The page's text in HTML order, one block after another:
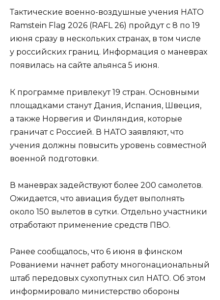
Тактические военно-воздушные учения НАТО
Ramstein Flag 2026 (RAFL 26) пройдут с 8 по 19
июня сразу в нескольких странах, в том числе
у российских границ. Информация о маневрах
появилась на сайте альянса 5 июня.
К программе привлекут 19 стран. Основными
площадками станут Дания, Испания, Швеция,
а также Норвегия и Финляндия, которые
граничат с Россией. В НАТО заявляют, что
учения должны повысить уровень совместной
военной подготовки.
В маневрах задействуют более 200 самолетов.
Ожидается, что авиация будет выполнять
около 150 вылетов в сутки. Отдельно участники
отработают применение средств ПВО.
Ранее сообщалось, что 6 июня в финском
Рованиеми начнет работу многонациональный
штаб передовых сухопутных сил НАТО. Об этом
информировало министерство обороны